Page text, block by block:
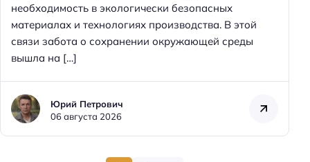
необходимость в экологически безопасных
материалах и технологиях производства. В этой
связи забота о сохранении окружающей среды
вышла на […]
Юрий Петрович
06 августа 2026